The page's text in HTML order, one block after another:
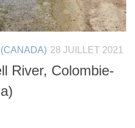
28 JUILLET 2021
River, Colombie-